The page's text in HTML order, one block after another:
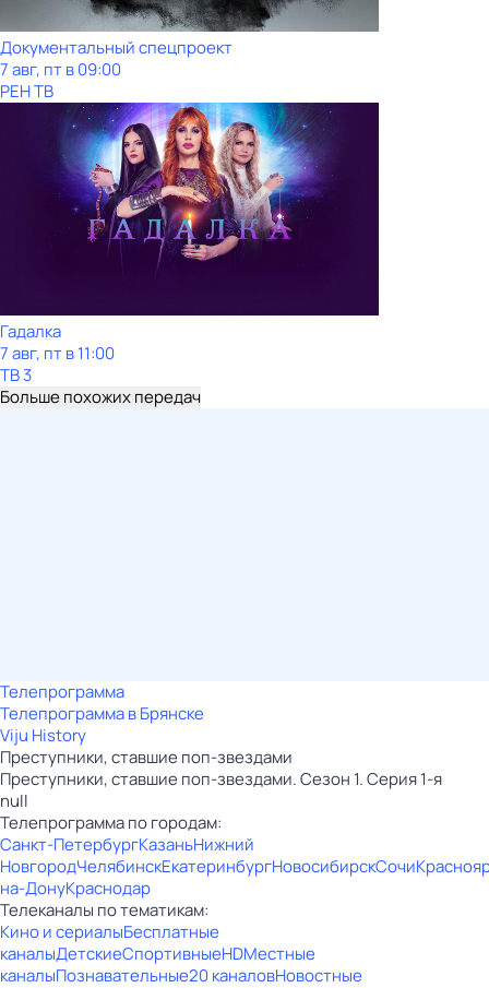
Документальный спецпроект
7 авг, пт в 09:00
РЕН ТВ
Гадалка
7 авг, пт в 11:00
ТВ 3
Больше похожих передач
Телепрограмма
Телепрограмма в Брянске
Viju History
Преступники, ставшие поп-звездами
Преступники, ставшие поп-звездами. Сезон 1. Серия 1-я
null
Телепрограмма по городам:
Санкт-ПетербургКазаньНижний
НовгородЧелябинскЕкатеринбургНовосибирскСочи
на-ДонуКраснодар
Телеканалы по тематикам:
Кино и сериалыБесплатные
каналыДетскиеСпортивныеHDМестные
каналыПознавательные20 каналовНовостные